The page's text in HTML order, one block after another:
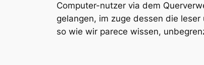
Computer-nutzer via dem
gelangen, im zuge dessen die
so wie wir parece wissen,